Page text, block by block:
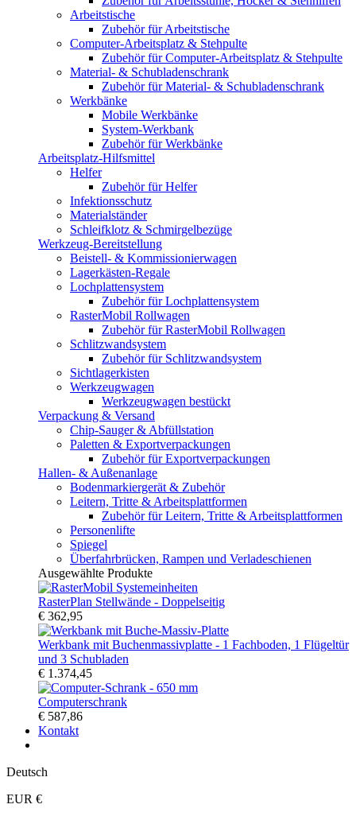
Arbeitstische
Zubehör für Arbeitstische
Computer-Arbeitsplatz & Stehpulte
Zubehör für Computer-Arbeitsplatz & Stehpulte
Material- & Schubladenschrank
Zubehör für Material- & Schubladenschrank
Werkbänke
Mobile Werkbänke
System-Werkbank
Zubehör für Werkbänke
Arbeitsplatz-Hilfsmittel
Helfer
Zubehör für Helfer
Infektionsschutz
Materialständer
Schleifklotz & Schmirgelbezüge
Werkzeug-Bereitstellung
Beistell- & Kommissionierwagen
Lagerkästen-Regale
Lochplattensystem
Zubehör für Lochplattensystem
RasterMobil Rollwagen
Zubehör für RasterMobil Rollwagen
Schlitzwandsystem
Zubehör für Schlitzwandsystem
Sichtlagerkisten
Werkzeugwagen
Werkzeugwagen bestückt
Verpackung & Versand
Chip-Sauger & Abfüllstation
Paletten & Exportverpackungen
Zubehör für Exportverpackungen
Hallen- & Außenanlage
Bodenmarkiergerät & Zubehör
Leitern, Tritte & Arbeitsplattformen
Zubehör für Leitern, Tritte & Arbeitsplattformen
Personenlifte
Spiegel
Überfahrbrücken, Rampen und Verladeschienen
Ausgewählte Produkte
RasterPlan Stellwände - Doppelseitig
€ 362,95
Werkbank mit Buchenmassivplatte - 1 Fachboden, 1 Flügeltür
und 3 Schubladen
€ 1.374,45
Computerschrank
€ 587,86
Kontakt
Deutsch
EUR €